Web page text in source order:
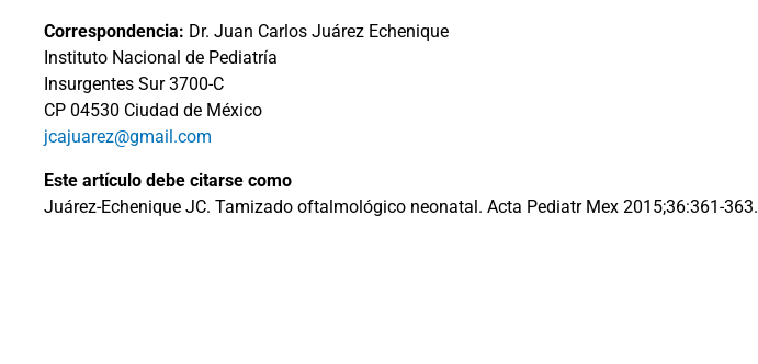
Correspondencia: Dr. Juan Carlos Juárez Echenique
Instituto Nacional de Pediatría
Insurgentes Sur 3700-C
CP 04530 Ciudad de México
jcajuarez@gmail.com
Este artículo debe citarse como
Juárez-Echenique JC. Tamizado oftalmológico neonatal. Acta Pediatr Mex 2015;36:361-363.